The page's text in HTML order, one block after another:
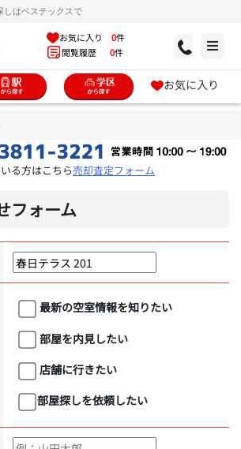
しはベステックスで
お気に入り 0件
閲覧履歴 0件
お気に入り
る方はこちら売却査定フォーム
フォーム
最新の空室情報を知りたい
部屋を内見したい
店舗に行きたい
部屋探しを依頼したい